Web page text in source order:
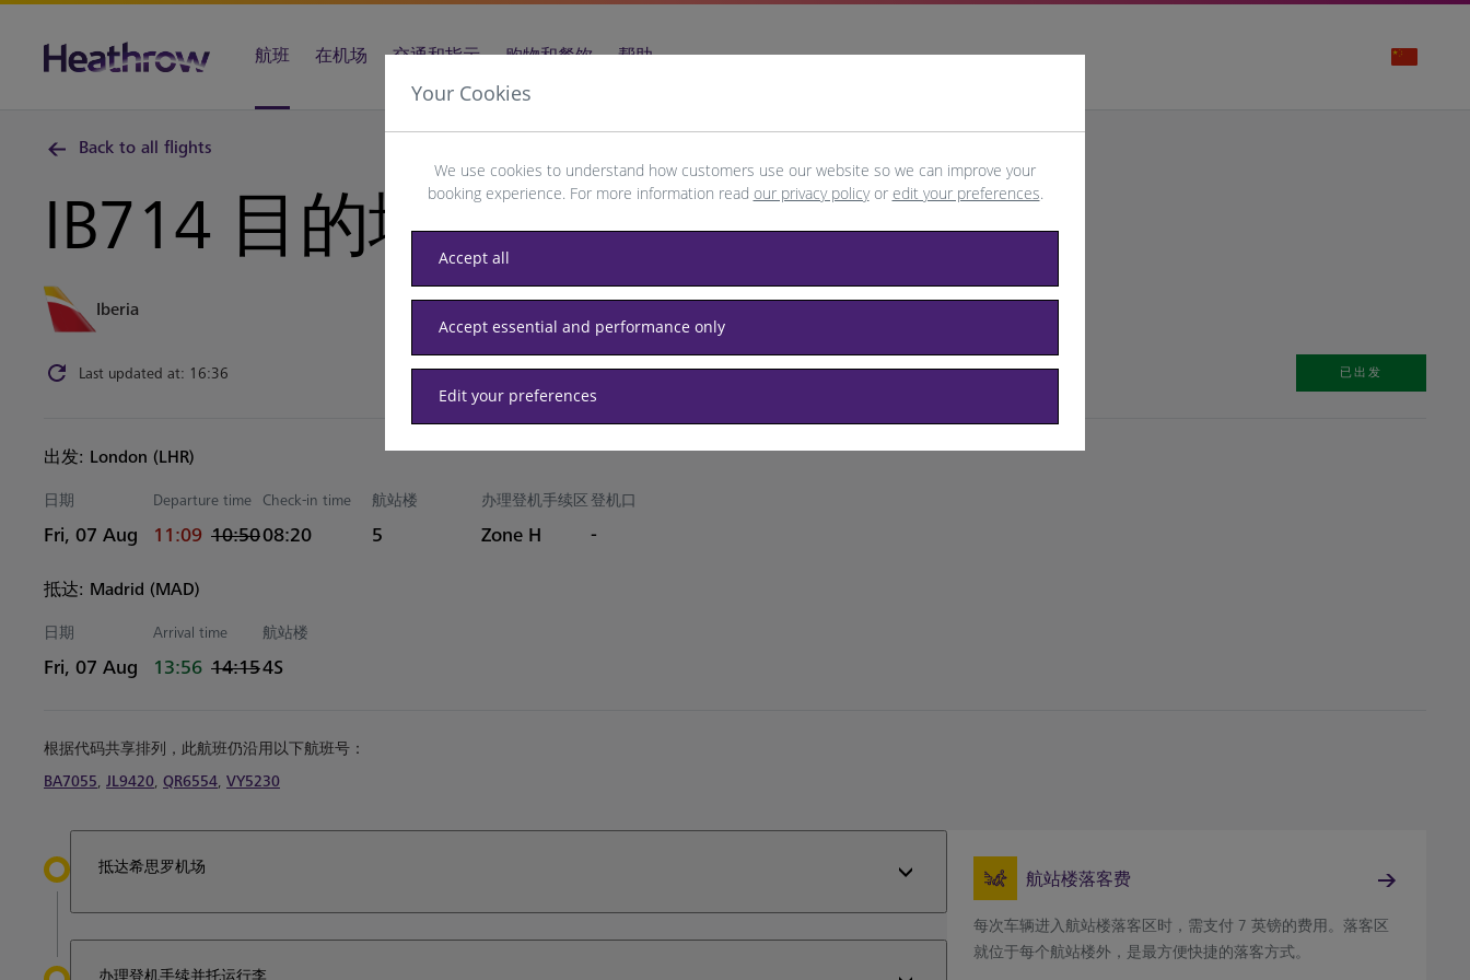
航班 在机场 交通和指示 购物和餐饮 帮助
Back to all flights
IB714 目的地Madrid
Iberia
Last updated at: 16:36 已出发
出发: London (LHR)
日期
Fri, 07 Aug
Departure time
actual 时间
11:09
Estimated 时间
10:50
Check-in time
08:20
航站楼
5
办理登机手续区
Zone H
登机口
-
抵达: Madrid (MAD)
日期
Fri, 07 Aug
Arrival time
actual 时间
13:56
Estimated 时间
14:15
航站楼
4S
根据代码共享排列，此航班仍沿用以下航班号：
BA7055, JL9420, QR6554, VY5230
抵达希思罗机场
办理登机手续并托运行李
航站楼落客费
每次车辆进入航站楼落客区时，需支付 7 英镑的费用。落客区
就位于每个航站楼外，是最方便快捷的落客方式。
Your Cookies
We use cookies to understand how customers use our website so we can improve your
booking experience. For more information read our privacy policyor edit your preferences.
Accept all
Accept essential and performance only
Edit your preferences